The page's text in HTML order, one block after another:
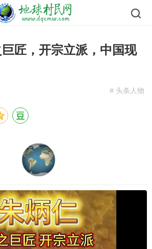
匠，开宗立派，中国现
# 头条人物